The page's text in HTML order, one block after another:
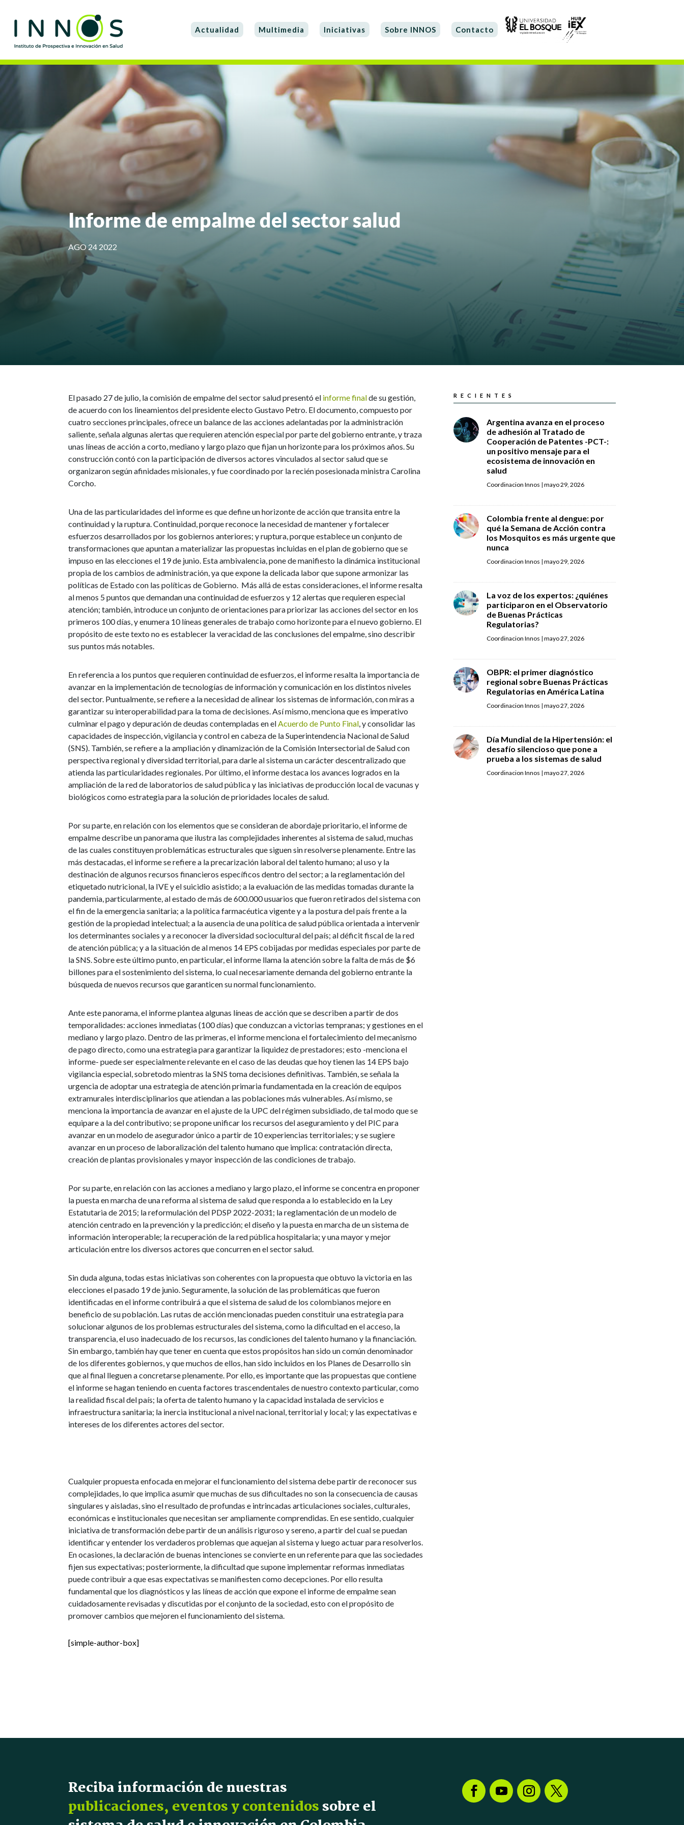
Actualidad Multimedia Iniciativas Sobre INNOS Contacto
Informe de empalme del sector salud
AGO 24 2022
El pasado 27 de julio, la comisión de empalme del sector salud presentó el informe finalde su gestión,
de acuerdo con los lineamientos del presidente electo Gustavo Petro. El documento, compuesto por
cuatro secciones principales, ofrece un balance de las acciones adelantadas por la administración
saliente, señala algunas alertas que requieren atención especial por parte del gobierno entrante, y traza
unas líneas de acción a corto, mediano y largo plazo que fijan un horizonte para los próximos años. Su
construcción contó con la participación de diversos actores vinculados al sector salud que se
organizaron según afinidades misionales, y fue coordinado por la recién posesionada ministra Carolina
Corcho.
Una de las particularidades del informe es que define un horizonte de acción que transita entre la
continuidad y la ruptura. Continuidad, porque reconoce la necesidad de mantener y fortalecer
esfuerzos desarrollados por los gobiernos anteriores; y ruptura, porque establece un conjunto de
transformaciones que apuntan a materializar las propuestas incluidas en el plan de gobierno que se
impuso en las elecciones el 19 de junio. Esta ambivalencia, pone de manifiesto la dinámica institucional
propia de los cambios de administración, ya que expone la delicada labor que supone armonizar las
políticas de Estado con las políticas de Gobierno. Más allá de estas consideraciones, el informe resalta
al menos 5 puntos que demandan una continuidad de esfuerzos y 12 alertas que requieren especial
atención; también, introduce un conjunto de orientaciones para priorizar las acciones del sector en los
primeros 100 días, y enumera 10 líneas generales de trabajo como horizonte para el nuevo gobierno. El
propósito de este texto no es establecer la veracidad de las conclusiones del empalme, sino describir
sus puntos más notables.
En referencia a los puntos que requieren continuidad de esfuerzos, el informe resalta la importancia de
avanzar en la implementación de tecnologías de información y comunicación en los distintos niveles
del sector. Puntualmente, se refiere a la necesidad de alinear los sistemas de información, con miras a
garantizar su interoperabilidad para la toma de decisiones. Así mismo, menciona que es imperativo
culminar el pago y depuración de deudas contempladas en el Acuerdo de Punto Final , y consolidar las
capacidades de inspección, vigilancia y control en cabeza de la Superintendencia Nacional de Salud
(SNS). También, se refiere a la ampliación y dinamización de la Comisión Intersectorial de Salud con
perspectiva regional y diversidad territorial, para darle al sistema un carácter descentralizado que
atienda las particularidades regionales. Por último, el informe destaca los avances logrados en la
ampliación de la red de laboratorios de salud pública y las iniciativas de producción local de vacunas y
biológicos como estrategia para la solución de prioridades locales de salud.
Por su parte, en relación con los elementos que se consideran de abordaje prioritario, el informe de
empalme describe un panorama que ilustra las complejidades inherentes al sistema de salud, muchas
de las cuales constituyen problemáticas estructurales que siguen sin resolverse plenamente. Entre las
más destacadas, el informe se refiere a la precarización laboral del talento humano; al uso y la
destinación de algunos recursos financieros específicos dentro del sector; a la reglamentación del
etiquetado nutricional, la IVE y el suicidio asistido; a la evaluación de las medidas tomadas durante la
pandemia, particularmente, al estado de más de 600.000 usuarios que fueron retirados del sistema con
el fin de la emergencia sanitaria; a la política farmacéutica vigente y a la postura del país frente a la
gestión de la propiedad intelectual; a la ausencia de una política de salud pública orientada a intervenir
los determinantes sociales y a reconocer la diversidad sociocultural del país; al déficit fiscal de la red
de atención pública; y a la situación de al menos 14 EPS cobijadas por medidas especiales por parte de
la SNS. Sobre este último punto, en particular, el informe llama la atención sobre la falta de más de $6
billones para el sostenimiento del sistema, lo cual necesariamente demanda del gobierno entrante la
búsqueda de nuevos recursos que garanticen su normal funcionamiento.
Ante este panorama, el informe plantea algunas líneas de acción que se describen a partir de dos
temporalidades: acciones inmediatas (100 días) que conduzcan a victorias tempranas; y gestiones en el
mediano y largo plazo. Dentro de las primeras, el informe menciona el fortalecimiento del mecanismo
de pago directo, como una estrategia para garantizar la liquidez de prestadores; esto -menciona el
informe- puede ser especialmente relevante en el caso de las deudas que hoy tienen las 14 EPS bajo
vigilancia especial, sobretodo mientras la SNS toma decisiones definitivas. También, se señala la
urgencia de adoptar una estrategia de atención primaria fundamentada en la creación de equipos
extramurales interdisciplinarios que atiendan a las poblaciones más vulnerables. Así mismo, se
menciona la importancia de avanzar en el ajuste de la UPC del régimen subsidiado, de tal modo que se
equipare a la del contributivo; se propone unificar los recursos del aseguramiento y del PIC para
avanzar en un modelo de asegurador único a partir de 10 experiencias territoriales; y se sugiere
avanzar en un proceso de laboralización del talento humano que implica: contratación directa,
creación de plantas provisionales y mayor inspección de las condiciones de trabajo.
Por su parte, en relación con las acciones a mediano y largo plazo, el informe se concentra en proponer
la puesta en marcha de una reforma al sistema de salud que responda a lo establecido en la Ley
Estatutaria de 2015; la reformulación del PDSP 2022-2031; la reglamentación de un modelo de
atención centrado en la prevención y la predicción; el diseño y la puesta en marcha de un sistema de
información interoperable; la recuperación de la red pública hospitalaria; y una mayor y mejor
articulación entre los diversos actores que concurren en el sector salud.
Sin duda alguna, todas estas iniciativas son coherentes con la propuesta que obtuvo la victoria en las
elecciones el pasado 19 de junio. Seguramente, la solución de las problemáticas que fueron
identificadas en el informe contribuirá a que el sistema de salud de los colombianos mejore en
beneficio de su población. Las rutas de acción mencionadas pueden constituir una estrategia para
solucionar algunos de los problemas estructurales del sistema, como la dificultad en el acceso, la
transparencia, el uso inadecuado de los recursos, las condiciones del talento humano y la financiación.
Sin embargo, también hay que tener en cuenta que estos propósitos han sido un común denominador
de los diferentes gobiernos, y que muchos de ellos, han sido incluidos en los Planes de Desarrollo sin
que al final lleguen a concretarse plenamente. Por ello, es importante que las propuestas que contiene
el informe se hagan teniendo en cuenta factores trascendentales de nuestro contexto particular, como
la realidad fiscal del país; la oferta de talento humano y la capacidad instalada de servicios e
infraestructura sanitaria; la inercia institucional a nivel nacional, territorial y local; y las expectativas e
intereses de los diferentes actores del sector.
Cualquier propuesta enfocada en mejorar el funcionamiento del sistema debe partir de reconocer sus
complejidades, lo que implica asumir que muchas de sus dificultades no son la consecuencia de causas
singulares y aisladas, sino el resultado de profundas e intrincadas articulaciones sociales, culturales,
económicas e institucionales que necesitan ser ampliamente comprendidas. En ese sentido, cualquier
iniciativa de transformación debe partir de un análisis riguroso y sereno, a partir del cual se puedan
identificar y entender los verdaderos problemas que aquejan al sistema y luego actuar para resolverlos.
En ocasiones, la declaración de buenas intenciones se convierte en un referente para que las sociedades
fijen sus expectativas; posteriormente, la dificultad que supone implementar reformas inmediatas
puede contribuir a que esas expectativas se manifiesten como decepciones. Por ello resulta
fundamental que los diagnósticos y las líneas de acción que expone el informe de empalme sean
cuidadosamente revisadas y discutidas por el conjunto de la sociedad, esto con el propósito de
promover cambios que mejoren el funcionamiento del sistema.
[simple-author-box]
RECIENTES
Argentina avanza en el proceso
de adhesión al Tratado de
Cooperación de Patentes -PCT-:
un positivo mensaje para el
ecosistema de innovación en
salud
Coordinacion Innos | mayo 29, 2026
Colombia frente al dengue: por
qué la Semana de Acción contra
los Mosquitos es más urgente que
nunca
Coordinacion Innos | mayo 29, 2026
La voz de los expertos: ¿quiénes
participaron en el Observatorio
de Buenas Prácticas
Regulatorias?
Coordinacion Innos | mayo 27, 2026
OBPR: el primer diagnóstico
regional sobre Buenas Prácticas
Regulatorias en América Latina
Coordinacion Innos | mayo 27, 2026
Día Mundial de la Hipertensión: el
desafío silencioso que pone a
prueba a los sistemas de salud
Coordinacion Innos | mayo 27, 2026
Reciba información de nuestras
publicaciones, eventos y contenidossobre el